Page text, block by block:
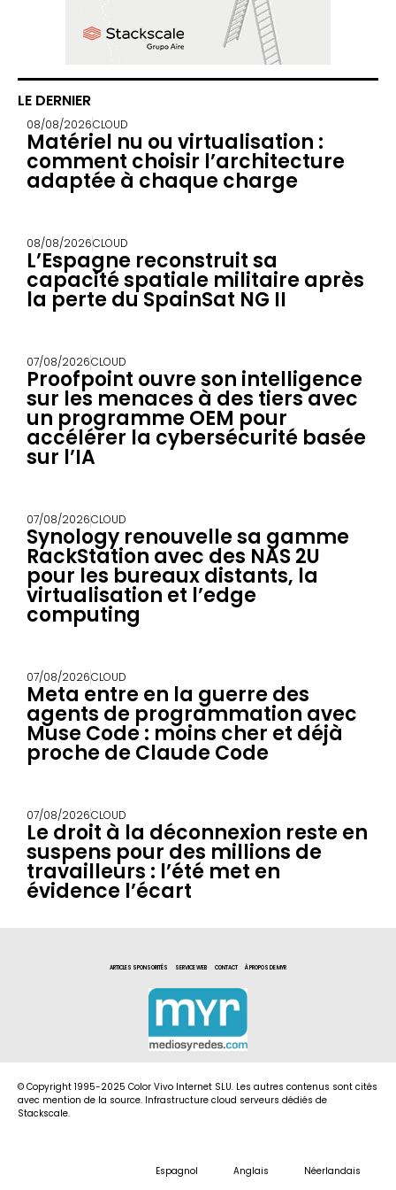
LE DERNIER
08/08/2026CLOUD
Matériel nu ou virtualisation :
comment choisir l’architecture
adaptée à chaque charge
08/08/2026CLOUD
L’Espagne reconstruit sa
capacité spatiale militaire après
la perte du SpainSat NG II
07/08/2026CLOUD
Proofpoint ouvre son intelligence
sur les menaces à des tiers avec
un programme OEM pour
accélérer la cybersécurité basée
sur l’IA
07/08/2026CLOUD
Synology renouvelle sa gamme
RackStation avec des NAS 2U
pour les bureaux distants, la
virtualisation et l’edge
computing
07/08/2026CLOUD
Meta entre en la guerre des
agents de programmation avec
Muse Code : moins cher et déjà
proche de Claude Code
07/08/2026CLOUD
Le droit à la déconnexion reste en
suspens pour des millions de
travailleurs : l’été met en
évidence l’écart
ARTICLES SPONSORITÉS SERVICE WEB CONTACT À PROPOS DE MYR
© Copyright 1995-2025 Color Vivo Internet SLU. Les autres contenus sont cités
avec mention de la source. Infrastructure cloud serveurs dédiés de
Stackscale.
Espagnol Anglais Néerlandais